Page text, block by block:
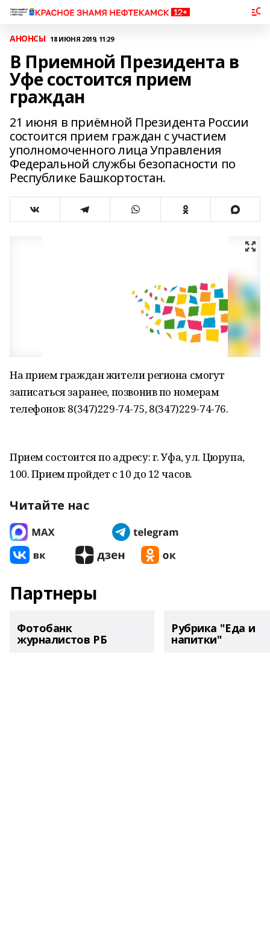
АНОНСЫ 18 ИЮНЯ 2019, 11:29
В Приемной Президента в
Уфе состоится прием
граждан
21 июня в приёмной Президента России
состоится прием граждан с участием
уполномоченного лица Управления
Федеральной службы безопасности по
Республике Башкортостан.
На прием граждан жители региона смогут
записаться заранее, позвонив по номерам
телефонов: 8(347)229-74-75, 8(347)229-74-76.
Прием состоится по адресу: г. Уфа, ул. Цюрупа,
100. Прием пройдет с 10 до 12 часов.
Читайте нас
Партнеры
Фотобанк
журналистов РБ
Рубрика "Еда и
напитки"